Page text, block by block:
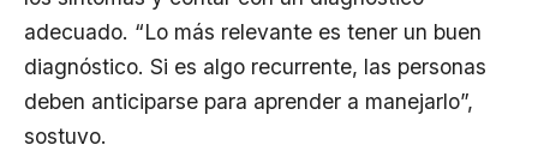
adecuado. “Lo más relevante es tener un buen
diagnóstico. Si es algo recurrente, las personas
deben anticiparse para aprender a manejarlo”,
sostuvo.